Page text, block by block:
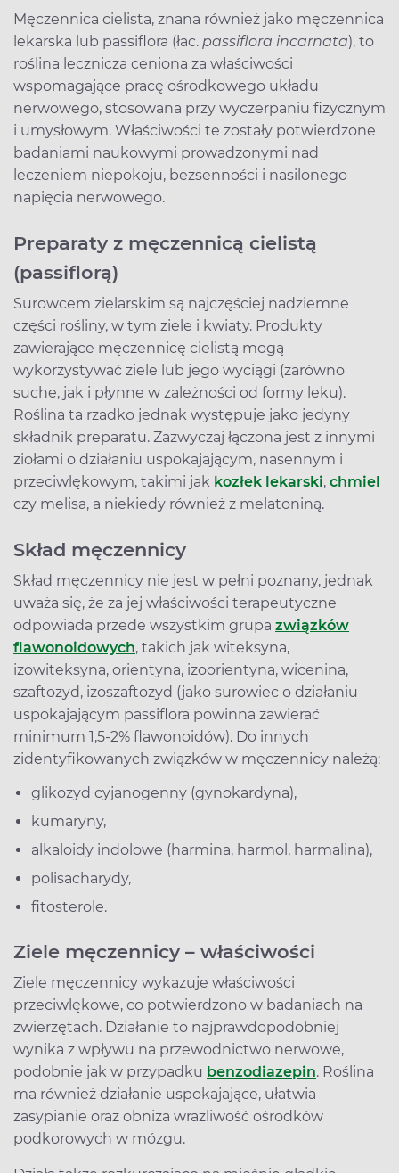
Męczennica cielista, znana również jako męczennica
lekarska lub passiflora (łac. passiflora incarnata), to
roślina lecznicza ceniona za właściwości
wspomagające pracę ośrodkowego układu
nerwowego, stosowana przy wyczerpaniu fizycznym
i umysłowym. Właściwości te zostały potwierdzone
badaniami naukowymi prowadzonymi nad
leczeniem niepokoju, bezsenności i nasilonego
napięcia nerwowego.
Preparaty z męczennicą cielistą
(passiflorą)
Surowcem zielarskim są najczęściej nadziemne
części rośliny, w tym ziele i kwiaty. Produkty
zawierające męczennicę cielistą mogą
wykorzystywać ziele lub jego wyciągi (zarówno
suche, jak i płynne w zależności od formy leku).
Roślina ta rzadko jednak występuje jako jedyny
składnik preparatu. Zazwyczaj łączona jest z innymi
ziołami o działaniu uspokajającym, nasennym i
przeciwlękowym, takimi jak kozłek lekarski, chmiel
czy melisa, a niekiedy również z melatoniną.
Skład męczennicy
Skład męczennicy nie jest w pełni poznany, jednak
uważa się, że za jej właściwości terapeutyczne
odpowiada przede wszystkim grupa związków
flawonoidowych, takich jak witeksyna,
izowiteksyna, orientyna, izoorientyna, wicenina,
szaftozyd, izoszaftozyd (jako surowiec o działaniu
uspokajającym passiflora powinna zawierać
minimum 1,5-2% flawonoidów). Do innych
zidentyfikowanych związków w męczennicy należą:
glikozyd cyjanogenny (gynokardyna),
kumaryny,
alkaloidy indolowe (harmina, harmol, harmalina),
polisacharydy,
fitosterole.
Ziele męczennicy – właściwości
Ziele męczennicy wykazuje właściwości
przeciwlękowe, co potwierdzono w badaniach na
zwierzętach. Działanie to najprawdopodobniej
wynika z wpływu na przewodnictwo nerwowe,
podobnie jak w przypadku benzodiazepin. Roślina
ma również działanie uspokajające, ułatwia
zasypianie oraz obniża wrażliwość ośrodków
podkorowych w mózgu.